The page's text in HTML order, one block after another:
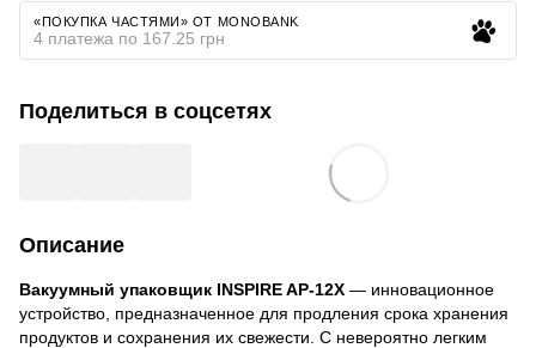
«ПОКУПКА ЧАСТЯМИ» ОТ MONOBANK
4 платежа по 167.25 грн
Поделиться в соцсетях
Описание
Вакуумный упаковщик INSPIRE AP-12X — инновационное
устройство, предназначенное для продления срока хранения
продуктов и сохранения их свежести. С невероятно легким